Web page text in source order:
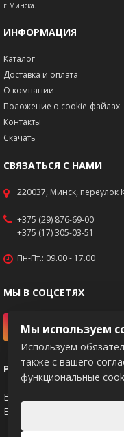
г.Минска.
ИНФОРМАЦИЯ
Каталог
Доставка и оплата
О компании
Положение о cookie-файлах
Контакты
Скачать
СВЯЗАТЬСЯ С НАМИ
220037, Минск, переулок
+375 (29) 876-69-00
+375 (17) 305-03-51
Пн-Пт.: 09.00 - 17.00
МЫ В СОЦСЕТЯХ
РЕКВИЗИТЫ
Банк: ОАО "Приорбанк",
Мы используем
Используем
также с вашего
функциональные